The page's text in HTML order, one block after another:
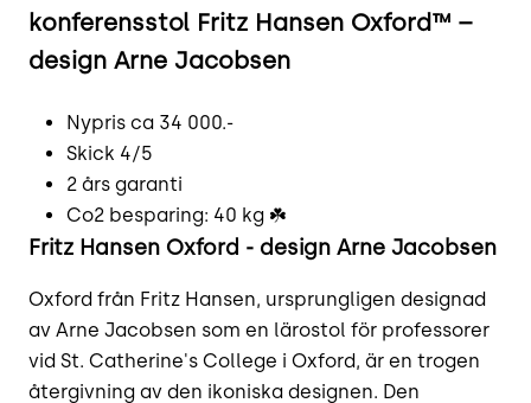
konferensstol Fritz Hansen Oxford™ –
design Arne Jacobsen
Nypris ca 34 000.-
Skick 4/5
2 års garanti
Co2 besparing: 40 kg ☘️
Fritz Hansen Oxford - design Arne Jacobsen
Oxford från Fritz Hansen, ursprungligen designad
av Arne Jacobsen som en lärostol för professorer
vid St. Catherine's College i Oxford, är en trogen
återgivning av den ikoniska designen. Den